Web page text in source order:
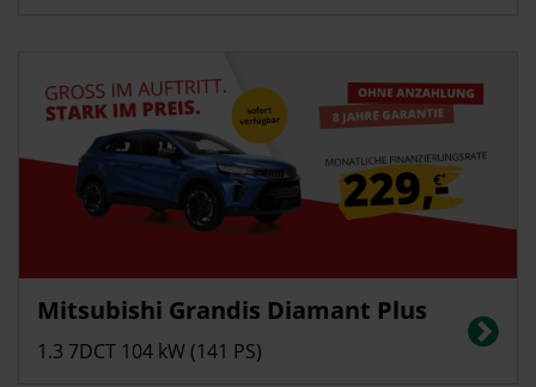
Energieverbrauch in l/100 km (kombiniert): ca. 5,9; CO2-Emissionen
(kombiniert): ca. 134 g/km; CO2-Klasse: D
Mitsubishi Grandis Diamant Plus
1.3 7DCT 104 kW (141 PS)